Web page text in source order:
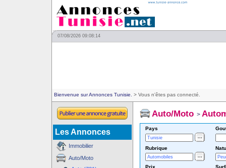
07/08/2026 09:08:14
Bienvenue sur Annonces Tunisie. > Vous n'êtes pas connecté.
Les Annonces
Immobilier
Auto/Moto
Auto/Moto>
Pays
Rubrique
Prix